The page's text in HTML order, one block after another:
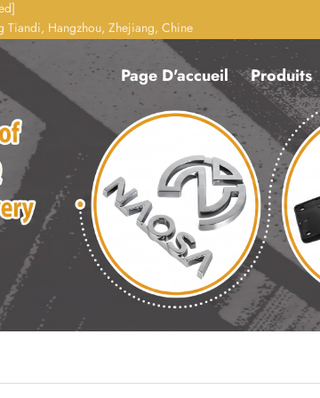
Tiandi, Hangzhou, Zhejiang, Chine
Page D'accueil Produits